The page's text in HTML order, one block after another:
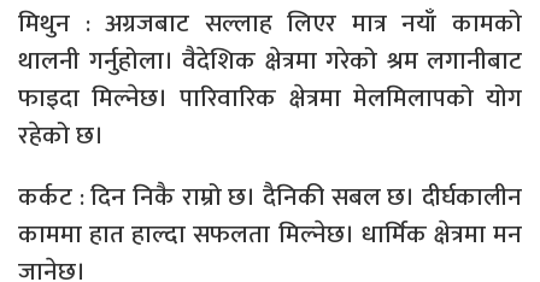
मिथुन : अग्रजबाट सल्लाह लिएर मात्र नयाँ कामको
थालनी गर्नुहोला। वैदेशिक क्षेत्रमा गरेको श्रम लगानीबाट
फाइदा मिल्नेछ। पारिवारिक क्षेत्रमा मेलमिलापको योग
रहेको छ।
कर्कट : दिन निकै राम्रो छ। दैनिकी सबल छ। दीर्घकालीन
काममा हात हाल्दा सफलता मिल्नेछ। धार्मिक क्षेत्रमा मन
जानेछ।